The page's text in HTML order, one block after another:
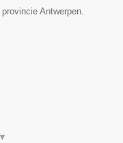
Antwerpen.
▼